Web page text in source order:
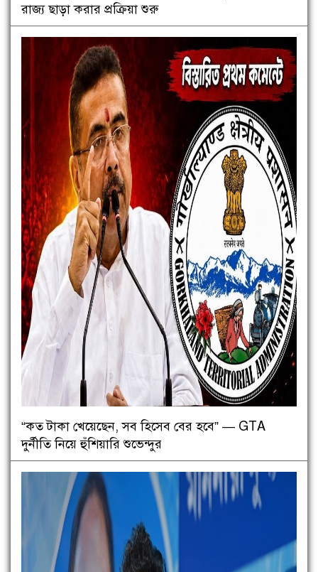
রাজ্য ছাড়া করার প্রক্রিয়া শুরু
“কত টাকা খেয়েছেন, সব হিসেব বের হবে” — GTA
দুর্নীতি নিয়ে হুঁশিয়ারি শুভেন্দুর